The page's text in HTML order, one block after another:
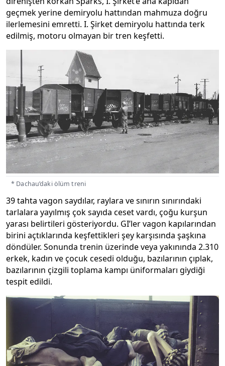
geçmek yerine demiryolu hattından mahmuza doğru
ilerlemesini emretti. I. Şirket demiryolu hattında terk
edilmiş, motoru olmayan bir tren keşfetti.
* Dachau’daki ölüm treni
39 tahta vagon saydılar, raylara ve sınırın sınırındaki
tarlalara yayılmış çok sayıda ceset vardı, çoğu kurşun
yarası belirtileri gösteriyordu. GI’ler vagon kapılarından
birini açtıklarında keşfettikleri şey karşısında şaşkına
döndüler. Sonunda trenin üzerinde veya yakınında 2.310
erkek, kadın ve çocuk cesedi olduğu, bazılarının çıplak,
bazılarının çizgili toplama kampı üniformaları giydiği
tespit edildi.